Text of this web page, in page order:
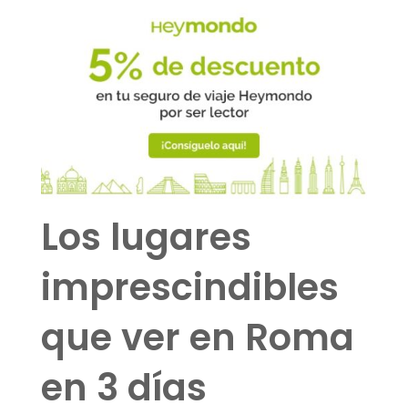
Los lugares
imprescindibles
que ver en Roma
en 3 días